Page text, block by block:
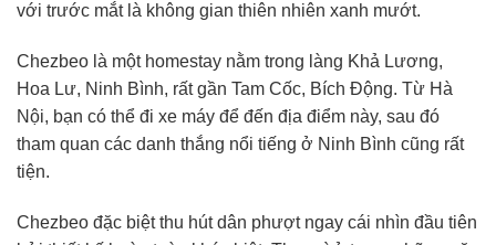
với trước mắt là không gian thiên nhiên xanh mướt.
Chezbeo là một homestay nằm trong làng Khả Lương,
Hoa Lư, Ninh Bình, rất gần Tam Cốc, Bích Động. Từ Hà
Nội, bạn có thể đi xe máy để đến địa điểm này, sau đó
tham quan các danh thắng nổi tiếng ở Ninh Bình cũng rất
tiện.
Chezbeo đặc biệt thu hút dân phượt ngay cái nhìn đầu tiên